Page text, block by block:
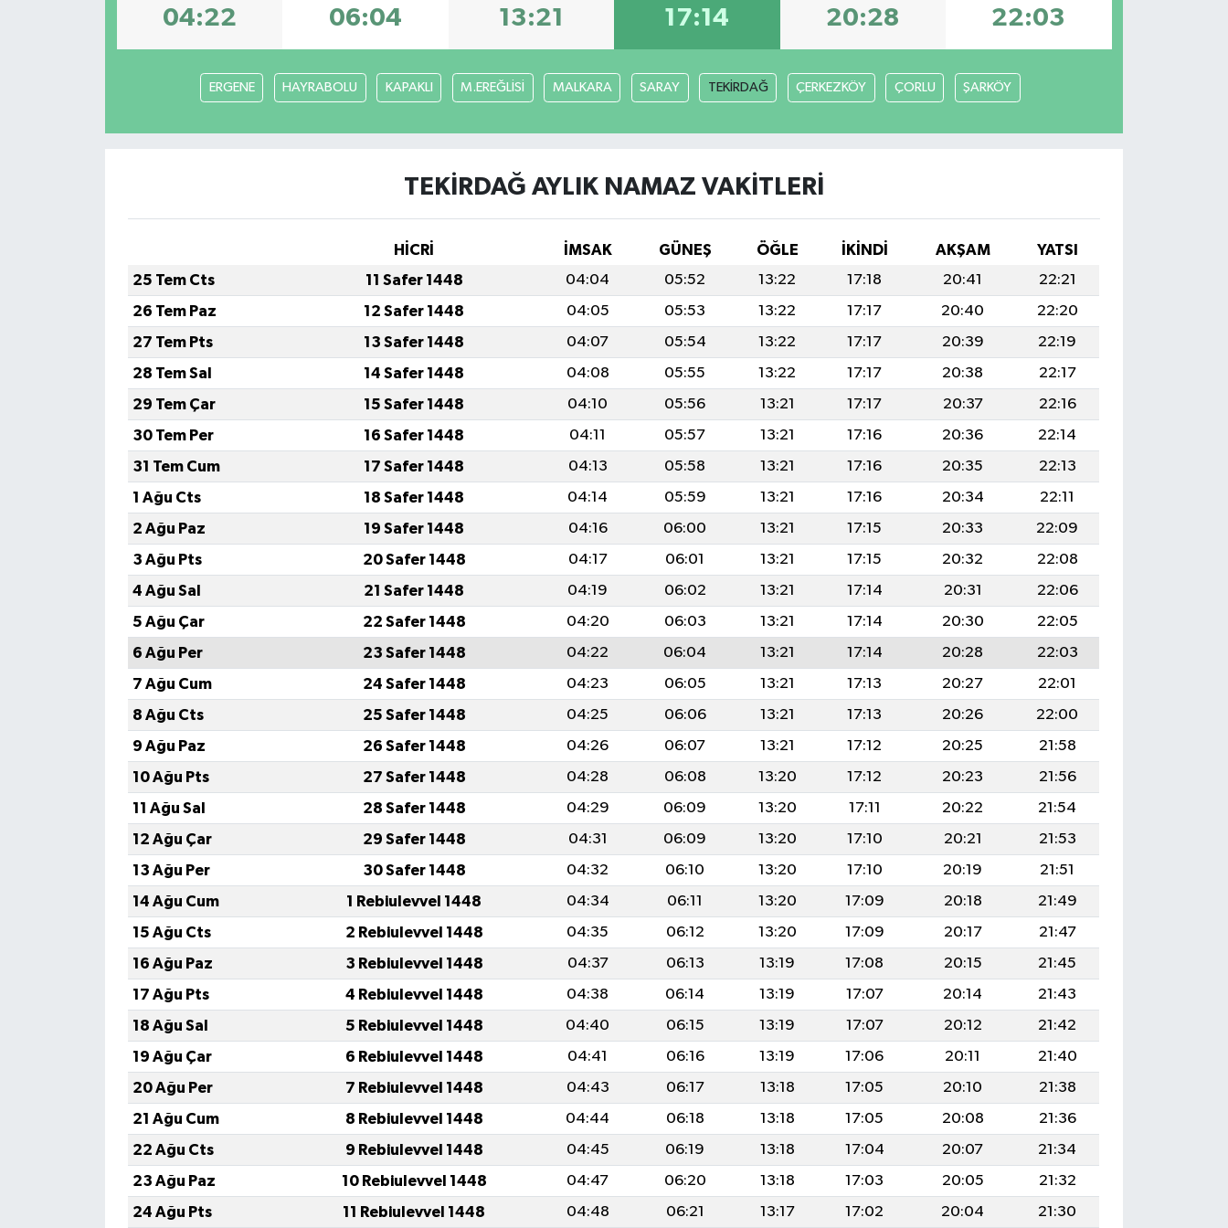
04:22 06:04 13:21 17:14 20:28 22:03
ERGENE HAYRABOLU KAPAKLI M.EREĞLİSİ MALKARA SARAY TEKİRDAĞ ÇERKEZKÖY ÇORLU ŞARKÖY
TEKİRDAĞ AYLIK NAMAZ VAKITLERI
HİCRİ İMSAK GÜNEŞ ÖĞLE İKINDI AKŞAM
YATSI
25 Tem Cts
11 Safer 1448 04:04 05:52 13:22 17:18 20:41
22:21
26 Tem Paz
12 Safer 1448 04:05 05:53 13:22 17:17 20:40
22:20
27 Tem Pts
13 Safer 1448 04:07 05:54 13:22 17:17 20:39
22:19
28 Tem Sal
14 Safer 1448 04:08 05:55 13:22 17:17 20:38
22:17
29 Tem Çar
15 Safer 1448 04:10 05:56 13:21 17:17 20:37
22:16
30 Tem Per
16 Safer 1448 04:11 05:57 13:21 17:16 20:36
22:14
31 Tem Cum
17 Safer 1448 04:13 05:58 13:21 17:16 20:35
22:13
1 Ağu Cts
18 Safer 1448 04:14 05:59 13:21 17:16 20:34
22:11
2 Ağu Paz
19 Safer 1448 04:16 06:00 13:21 17:15 20:33
22:09
3 Ağu Pts
20 Safer 1448 04:17 06:01 13:21 17:15 20:32
22:08
4 Ağu Sal
21 Safer 1448 04:19 06:02 13:21 17:14 20:31
22:06
5 Ağu Çar
22 Safer 1448 04:20 06:03 13:21 17:14 20:30
22:05
6 Ağu Per
23 Safer 1448 04:22 06:04 13:21 17:14 20:28
22:03
7 Ağu Cum
24 Safer 1448 04:23 06:05 13:21 17:13 20:27
22:01
8 Ağu Cts
25 Safer 1448 04:25 06:06 13:21 17:13 20:26
22:00
9 Ağu Paz
26 Safer 1448 04:26 06:07 13:21 17:12 20:25
21:58
10 Ağu Pts
27 Safer 1448 04:28 06:08 13:20 17:12 20:23
21:56
11 Ağu Sal
28 Safer 1448 04:29 06:09 13:20 17:11 20:22
21:54
12 Ağu Çar
29 Safer 1448 04:31 06:09 13:20 17:10 20:21
21:53
13 Ağu Per
30 Safer 1448 04:32 06:10 13:20 17:10 20:19
21:51
14 Ağu Cum
1 Rebiulevvel 1448 04:34 06:11 13:20 17:09 20:18
21:49
15 Ağu Cts
2 Rebiulevvel 1448 04:35 06:12 13:20 17:09 20:17
21:47
16 Ağu Paz
3 Rebiulevvel 1448 04:37 06:13 13:19 17:08 20:15
21:45
17 Ağu Pts
4 Rebiulevvel 1448 04:38 06:14 13:19 17:07 20:14
21:43
18 Ağu Sal
5 Rebiulevvel 1448 04:40 06:15 13:19 17:07 20:12
21:42
19 Ağu Çar
6 Rebiulevvel 1448 04:41 06:16 13:19 17:06 20:11
21:40
20 Ağu Per
7 Rebiulevvel 1448 04:43 06:17 13:18 17:05 20:10
21:38
21 Ağu Cum
8 Rebiulevvel 1448 04:44 06:18 13:18 17:05 20:08
21:36
22 Ağu Cts
9 Rebiulevvel 1448 04:45 06:19 13:18 17:04 20:07
21:34
23 Ağu Paz
10 Rebiulevvel 1448 04:47 06:20 13:18 17:03 20:05
21:32
24 Ağu Pts
11 Rebiulevvel 1448 04:48 06:21 13:17 17:02 20:04 21:30